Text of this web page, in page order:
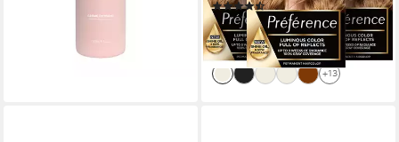
(26)
ab 28,99 €
(9,66 €/ 1 Stk)
lieferbar - in 2-3 Werktagen bei dir
+13